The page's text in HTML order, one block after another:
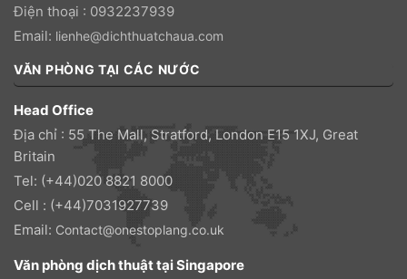
Điện thoại : 0932237939
Email: lienhe@dichthuatchaua.com
VĂN PHÒNG TẠI CÁC NƯỚC
Head Office
Địa chỉ : 55 The Mall, Stratford, London E15 1XJ, Great
Britain
Tel: (+44)020 8821 8000
Cell : (+44)7031927739
Email: Contact@onestoplang.co.uk
Văn phòng dịch thuật tại Singapore